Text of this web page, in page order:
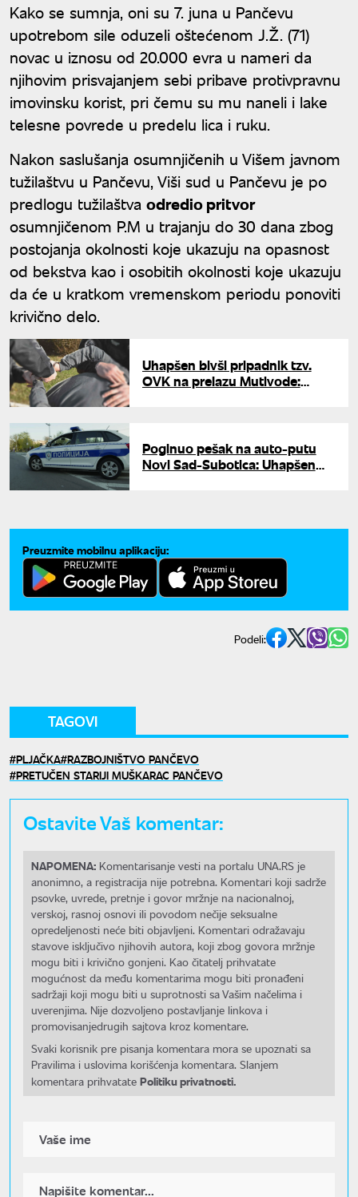
Kako se sumnja, oni su 7. juna u Pančevu
upotrebom sile oduzeli oštećenom J.Ž. (71)
novac u iznosu od 20.000 evra u nameri da
njihovim prisvajanjem sebi pribave protivpravnu
imovinsku korist, pri čemu su mu naneli i lake
telesne povrede u predelu lica i ruku.
Nakon saslušanja osumnjičenih u Višem javnom
tužilaštvu u Pančevu, Viši sud u Pančevu je po
predlogu tužilaštva odredio pritvor
osumnjičenom P.M u trajanju do 30 dana zbog
postojanja okolnosti koje ukazuju na opasnost
od bekstva kao i osobitih okolnosti koje ukazuju
da će u kratkom vremenskom periodu ponoviti
krivično delo.
Uhapšen bivši pripadnik tzv.
OVK na prelazu Mutivode:
Poginuo pešak na auto-putu
Novi Sad-Subotica: Uhapšen
Preuzmite mobilnu aplikaciju:
Podeli:
TAGOVI
PLJAČKA RAZBOJNIŠTVO PANČEVO
PRETUČEN STARIJI MUŠKARAC PANČEVO
Ostavite Vaš komentar:
NAPOMENA: Komentarisanje vesti na portalu UNA.RS je
anonimno, a registracija nije potrebna. Komentari koji sadrže
psovke, uvrede, pretnje i govor mržnje na nacionalnoj,
verskoj, rasnoj osnovi ili povodom nečije seksualne
opredeljenosti neće biti objavljeni. Komentari odražavaju
stavove isključivo njihovih autora, koji zbog govora mržnje
mogu biti i krivično gonjeni. Kao čitatelj prihvatate
mogućnost da među komentarima mogu biti pronađeni
sadržaji koji mogu biti u suprotnosti sa Vašim načelima i
uverenjima. Nije dozvoljeno postavljanje linkova i
promovisanjedrugih sajtova kroz komentare.
Svaki korisnik pre pisanja komentara mora se upoznati sa
Pravilima i uslovima korišćenja komentara. Slanjem
komentara prihvatate Politiku privatnosti.